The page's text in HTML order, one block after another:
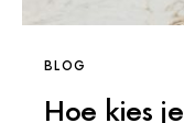
BLOG
Hoe kies